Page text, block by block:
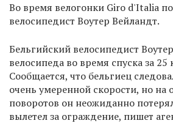
Во время велогонки Giro d'Italia
велосипедист Воутер Вейландт.
Бельгийский велосипедист
велосипеда во время спуска за
Сообщается, что бельгиец
очень умеренной скорости, но на
поворотов он неожиданно
вылетел за ограждение, пишет